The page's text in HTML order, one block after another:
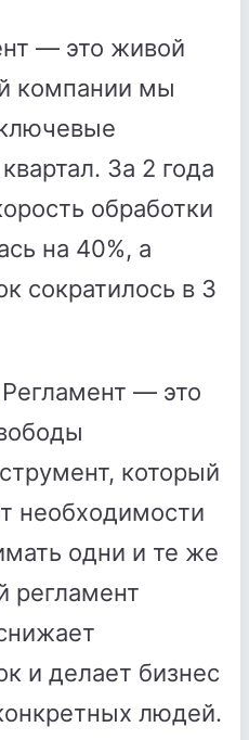
— это живой
компании мы
За 2 года
обработки
на 40%, а
сократилось в 3
— это
который
необходимости
одни и те же
регламент
и делает бизнес
людей.